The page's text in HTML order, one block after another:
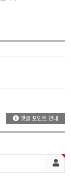
댓글 포인트 안내